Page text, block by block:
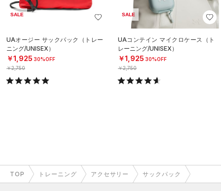
SALE
UAオージー サックパック（トレー
ニング/UNISEX）
￥1,925 30%OFF
￥2,750
SALE
UAコンテイン マイクロケース（ト
レーニング/UNISEX）
￥1,925 30%OFF
￥2,750
TOP トレーニング アクセサリー サックパック